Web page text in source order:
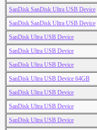
SanDisk SanDisk Ultra USB Device
SanDisk SanDisk Ultra USB Device
SanDisk Ultra USB Device
SanDisk Ultra USB Device
SanDisk Ultra USB Device
SanDisk Ultra USB Device 64GB
SanDisk Ultra USB Device
SanDisk Ultra USB Device
SanDisk Ultra USB Device